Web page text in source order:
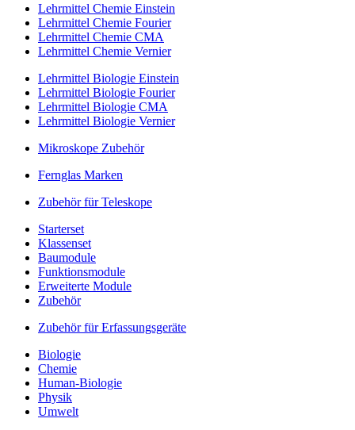
Lehrmittel Chemie Einstein
Lehrmittel Chemie Fourier
Lehrmittel Chemie CMA
Lehrmittel Chemie Vernier
Lehrmittel Biologie Einstein
Lehrmittel Biologie Fourier
Lehrmittel Biologie CMA
Lehrmittel Biologie Vernier
Mikroskope Zubehör
Fernglas Marken
Zubehör für Teleskope
Starterset
Klassenset
Baumodule
Funktionsmodule
Erweiterte Module
Zubehör
Zubehör für Erfassungsgeräte
Biologie
Chemie
Human-Biologie
Physik
Umwelt